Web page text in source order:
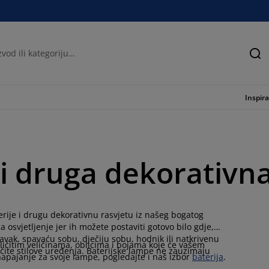
druga
i drugu dekorativnu rasvjetu iz našeg bogatog
osvjetljenje jer ih možete postaviti gotovo bilo gdje,
spavaću sobu, dječiju sobu, hodnik ili natkrivenu
stilove uređenja. Baterijske lampe ne zauzimaju
veličinama, oblicima i bojama koje će vašem
za svoje lampe, pogledajte i naš izborbaterija.